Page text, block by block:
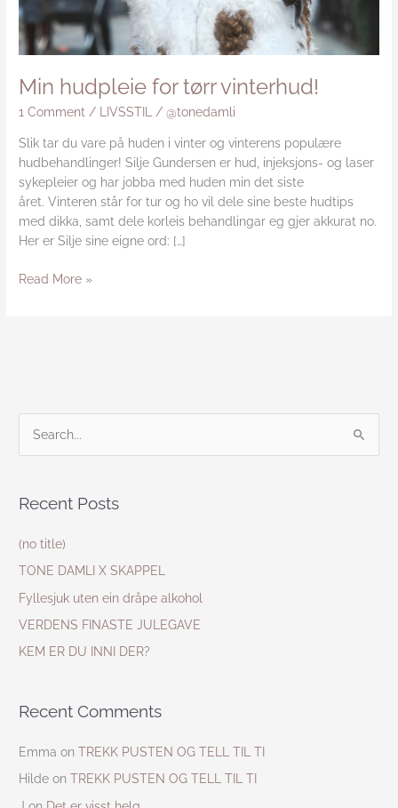
Min hudpleie for tørr vinterhud!
1 Comment / LIVSSTIL /@tonedamli
Slik tar du vare på huden i vinter og vinterens populære
hudbehandlinger! Silje Gundersen er hud, injeksjons- og laser
sykepleier og har jobba med huden min det siste
året. Vinteren står for tur og ho vil dele sine beste hudtips
med dikka, samt dele korleis behandlingar eg gjer akkurat no.
Her er Silje sine eigne ord: […]
Read More »
r
o
r
:
Recent Posts
(no title)
TONE DAMLI X SKAPPEL
Fyllesjuk uten ein dråpe alkohol
VERDENS FINASTE JULEGAVE
KEM ER DU INNI DER?
Recent Comments
Emma onTREKK PUSTEN OG TELL TIL TI
Hilde onTREKK PUSTEN OG TELL TIL TI